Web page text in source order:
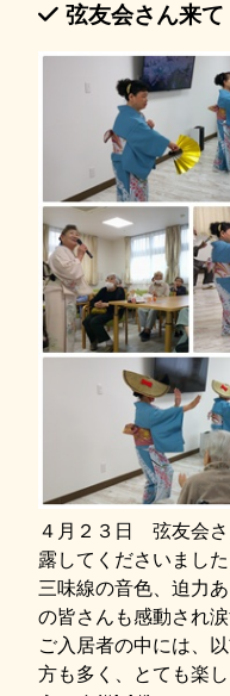
弦友会さん来
４月２３日 弦友会さ
露してくださいまし
三味線の音色、迫力
の皆さんも感動され涙
ご入居者の中には、
方も多く、とても楽